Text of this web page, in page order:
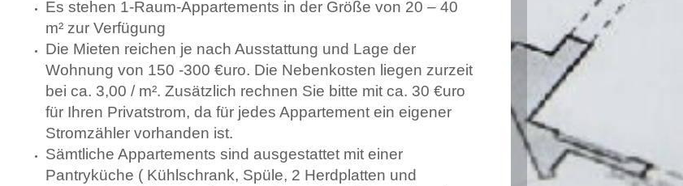
Es stehen 1-Raum-Appartements in der Größe von 20 – 40
m² zur Verfügung
Die Mieten reichen je nach Ausstattung und Lage der
Wohnung von 150 -300 €uro. Die Nebenkosten liegen zurzeit
bei ca. 3,00 / m². Zusätzlich rechnen Sie bitte mit ca. 30 €uro
für Ihren Privatstrom, da für jedes Appartement ein eigener
Stromzähler vorhanden ist.
Sämtliche Appartements sind ausgestattet mit einer
Pantryküche ( Kühlschrank, Spüle, 2 Herdplatten und